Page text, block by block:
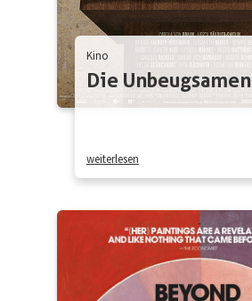
Kino
Die Unbeugsamen
weiterlesen